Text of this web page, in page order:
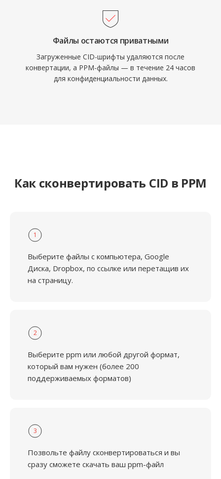
Файлы остаются приватными
Загруженные CID-шрифты удаляются после
конвертации, а PPM-файлы — в течение 24 часов
для конфиденциальности данных.
Как сконвертировать CID в PPM
1
Выберите файлы с компьютера, Google
Диска, Dropbox, по ссылке или перетащив их
на страницу.
2
Выберите ppm или любой другой формат,
который вам нужен (более 200
поддерживаемых форматов)
3
Позвольте файлу сконвертироваться и вы
сразу сможете скачать ваш ppm-файл